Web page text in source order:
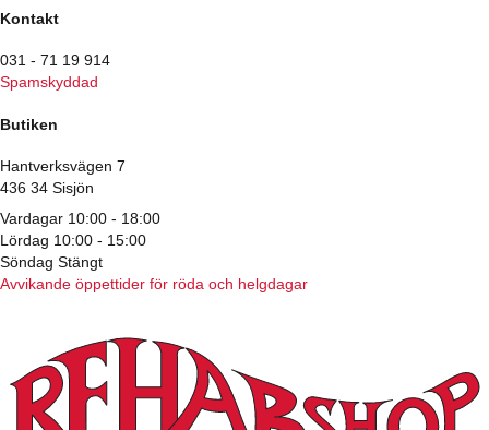
Kontakt
031 - 71 19 914
Spamskyddad
Butiken
Hantverksvägen 7
436 34 Sisjön
Vardagar 10:00 - 18:00
Lördag 10:00 - 15:00
Söndag Stängt
Avvikande öppettider för röda och helgdagar